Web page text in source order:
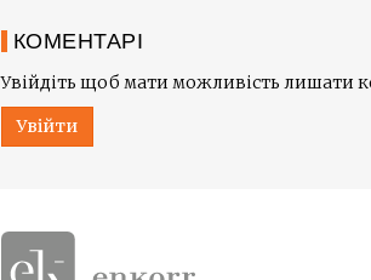
КОМЕНТАРІ
Увійдіть щоб мати можливість лишати
Увійти